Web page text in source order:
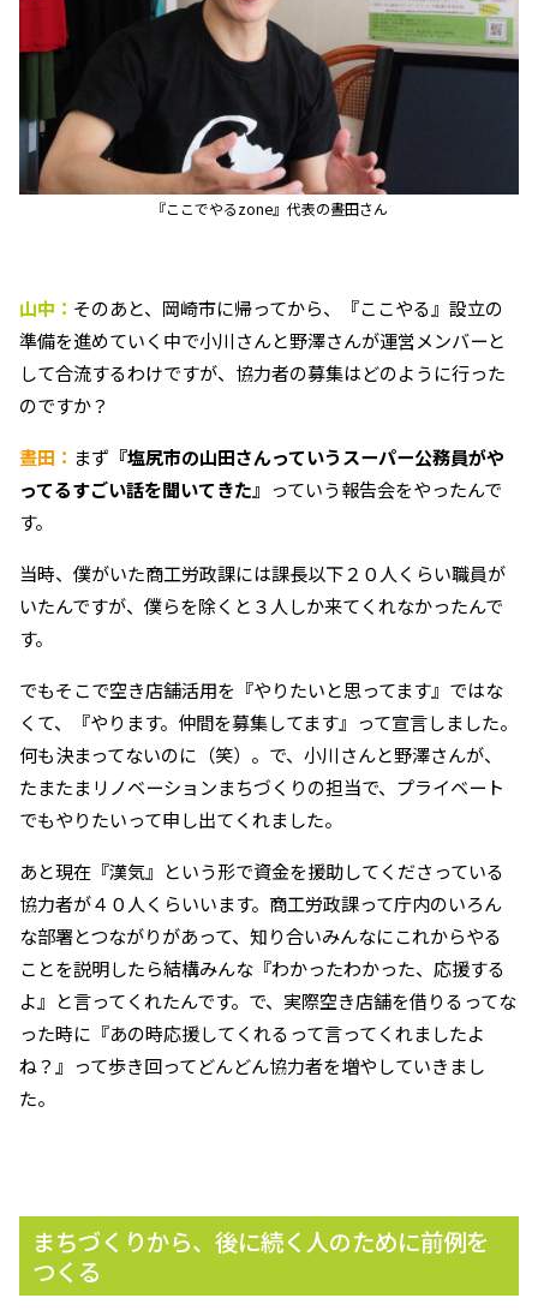
『ここでやるzone』代表の晝田さん
山中： そのあと、岡崎市に帰ってから、『ここやる』設立の
準備を進めていく中で小川さんと野澤さんが運営メンバーと
して合流するわけですが、協力者の募集はどのように行った
のですか？
晝田： まず 『塩尻市の山田さんっていうスーパー公務員がや
ってるすごい話を聞いてきた』 っていう報告会をやったんで
す。
当時、僕がいた商工労政課には課長以下２０人くらい職員が
いたんですが、僕らを除くと３人しか来てくれなかったんで
す。
でもそこで空き店舗活用を『やりたいと思ってます』ではな
くて、『やります。仲間を募集してます』って宣言しました。
何も決まってないのに（笑）。で、小川さんと野澤さんが、
たまたまリノベーションまちづくりの担当で、プライベート
でもやりたいって申し出てくれました。
あと現在『漢気』という形で資金を援助してくださっている
協力者が４０人くらいいます。商工労政課って庁内のいろん
な部署とつながりがあって、知り合いみんなにこれからやる
ことを説明したら結構みんな『わかったわかった、応援する
よ』と言ってくれたんです。で、実際空き店舗を借りるってな
った時に『あの時応援してくれるって言ってくれましたよ
ね？』って歩き回ってどんどん協力者を増やしていきまし
た。
まちづくりから、後に続く人のために前例を
つくる